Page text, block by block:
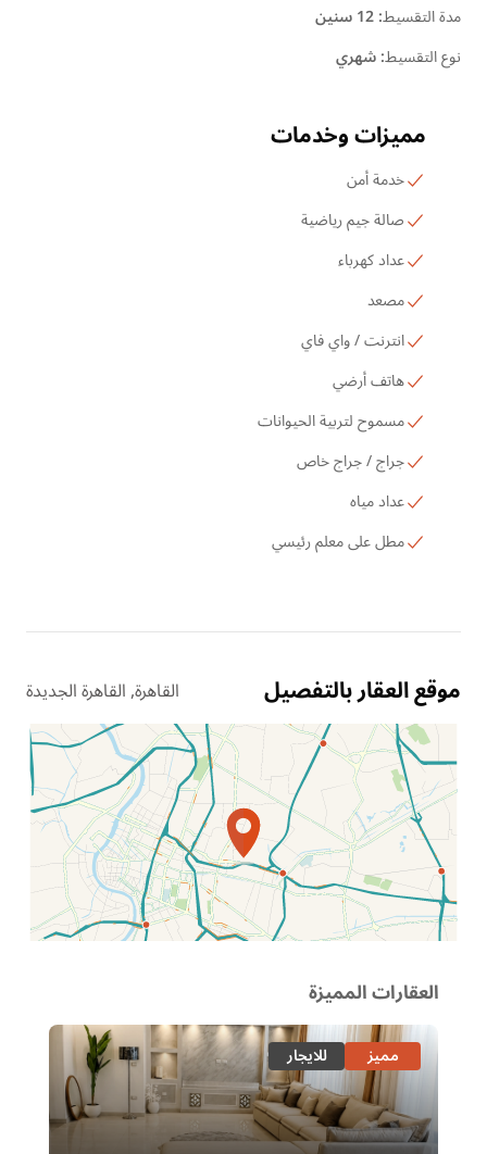
مدة التقسيط:12 سنين
نوع التقسيط:شهري
مميزات وخدمات
خدمة أمن
صالة جيم رياضية
عداد كهرباء
مصعد
انترنت / واي فاي
هاتف أرضي
مسموح لتربية الحيوانات
جراج / جراج خاص
عداد مياه
مطل على معلم رئيسي
موقع العقار بالتفصيل القاهرة, القاهرة الجديدة
الموقع عل الخريطة
العقارات المميزة
مميز للايجار